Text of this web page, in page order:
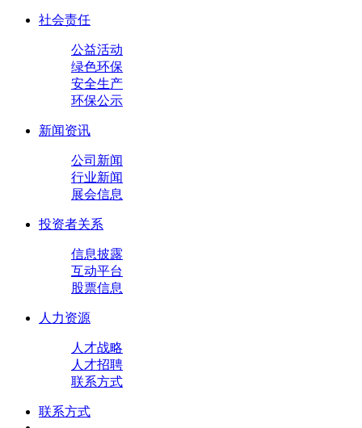
社会责任
公益活动
绿色环保
安全生产
环保公示
新闻资讯
公司新闻
行业新闻
展会信息
投资者关系
信息披露
互动平台
股票信息
人力资源
人才战略
人才招聘
联系方式
联系方式